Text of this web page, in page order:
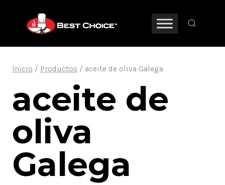
contenido
Inicio / Productos / aceite de oliva Galega
aceite de
oliva
Galega